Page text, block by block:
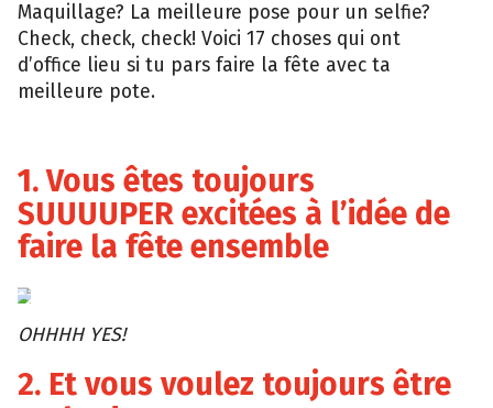
Maquillage? La meilleure pose pour un selfie?
Check, check, check! Voici 17 choses qui ont
d’office lieu si tu pars faire la fête avec ta
meilleure pote.
1. Vous êtes toujours
SUUUUPER excitées à l’idée de
faire la fête ensemble
Imgur
OHHHH YES!
2. Et vous voulez toujours être